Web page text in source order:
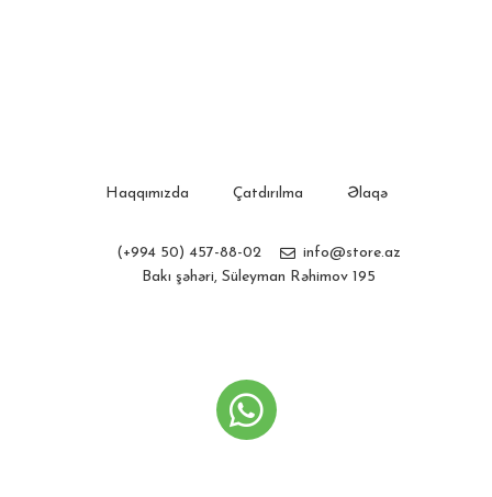
Haqqımızda Çatdırılma Əlaqə
(+994 50) 457-88-02
info@store.az
Bakı şəhəri, Süleyman Rəhimov 195